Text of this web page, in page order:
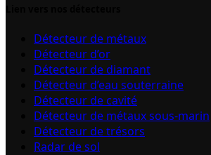
Détecteur de métaux
Détecteur d’or
Détecteur de diamant
Détecteur d’eau souterraine
Détecteur de cavité
Détecteur de métaux sous-marin
Détecteur de trésors
Radar de sol